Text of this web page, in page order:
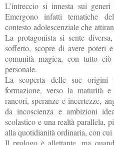
L’intreccio si innesta sui
Emergono infatti tematiche
contesto adolescenziale che
La protagonista si sente
sofferto, scopre di avere poteri
comunità magica, con tutto
personale.
La scoperta delle sue origini
formazione, verso la maturità
rancori, speranze e incertezze,
da incoscienza e ambizioni
scolastico e una realtà parallela,
alla quotidianità ordinaria, con cui
Il prologo è allettante, ma